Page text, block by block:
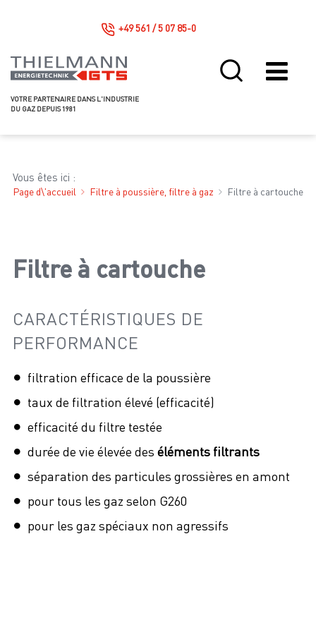
VOTRE PARTENAIRE DANS L'INDUSTRIE
DU GAZ DEPUIS 1981
+49 561 / 5 07 85-0
Vous êtes ici :
Page d\'accueil Filtre à poussière, filtre à gaz Filtre à cartouche
Filtre à cartouche
CARACTÉRISTIQUES DE
PERFORMANCE
filtration efficace de la poussière
taux de filtration élevé (efficacité)
efficacité du filtre testée
durée de vie élevée des éléments filtrants
séparation des particules grossières en amont
pour tous les gaz selon G260
pour les gaz spéciaux non agressifs